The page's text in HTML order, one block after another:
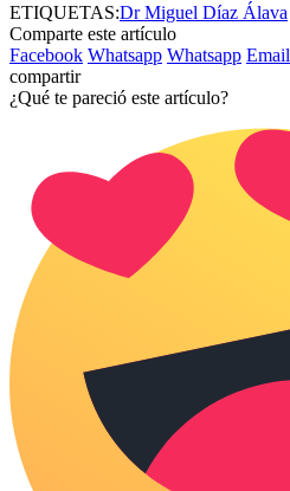
ETIQUETAS:Dr Miguel Díaz Álava
Comparte este artículo
Facebook Whatsapp Whatsapp Email
compartir
¿Qué te pareció este artículo?